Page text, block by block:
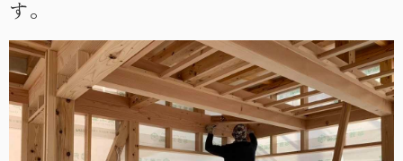
す。
- コンセプトハウス事
業
- 家・不動産の利活用
- ギャラリー&工房
・リクルート
・会社概要
・お問い合わせ